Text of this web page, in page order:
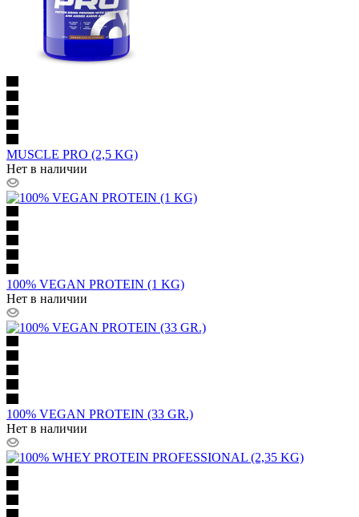
MUSCLE PRO (2,5 KG)
Нет в наличии
100% VEGAN PROTEIN (1 KG)
Нет в наличии
100% VEGAN PROTEIN (33 GR.)
Нет в наличии